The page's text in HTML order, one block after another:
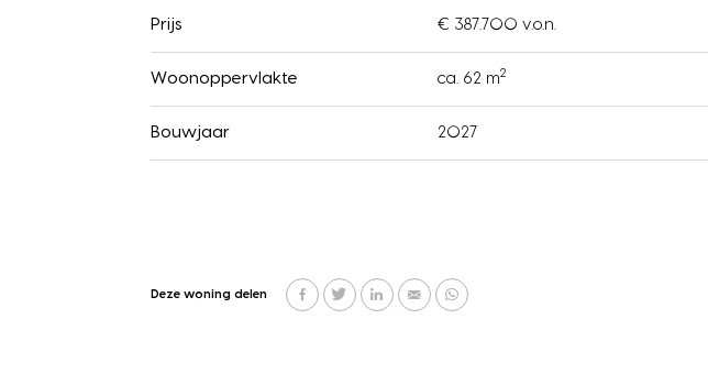
Prijs € 387.700 v.o.n.
Woonoppervlakte ca. 62 m2
Bouwjaar 2027
Deze woning delen